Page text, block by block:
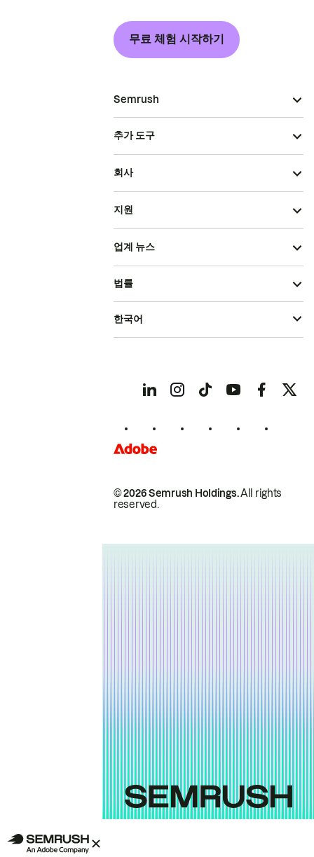
무료 체험 시작하기
Semrush
추가 도구
회사
지원
업계 뉴스
© 2026 Semrush Holdings.All rights
reserved.
법률
한국어